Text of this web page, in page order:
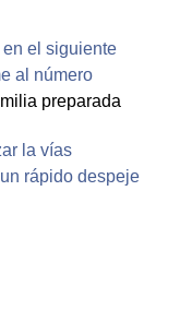
el siguiente
al número
preparada
la vías
rápido despeje